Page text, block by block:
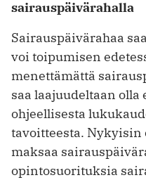
sairauspäivärahalla
Sairauspäivärahaa
voi toipumisen
menettämättä
saa laajuudeltaan
ohjeellisesta
tavoitteesta.
maksaa
opintosuorituksia